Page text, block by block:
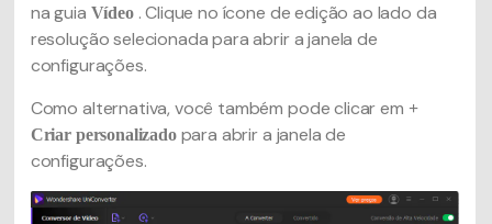
na guia Vídeo. Clique no ícone de edição ao lado da
resolução selecionada para abrir a janela de
configurações.
Como alternativa, você também pode clicar em +
Criar personalizadopara abrir a janela de
configurações.